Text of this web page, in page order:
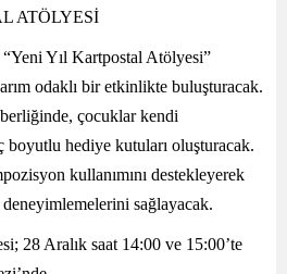
ATÖLYESİ
Yıl Kartpostal Atölyesi”
odaklı bir etkinlikte buluşturacak.
çocuklar kendi
boyutlu hediye kutuları oluşturacak.
kullanımını destekleyerek
sağlayacak.
28 Aralık saat 14:00 ve 15:00’te